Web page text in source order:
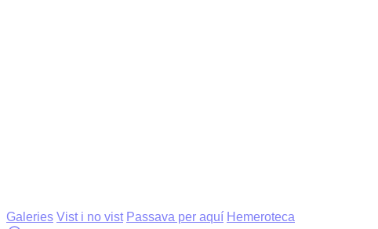
Galeries Vist i no vist Passava per aquí Hemeroteca